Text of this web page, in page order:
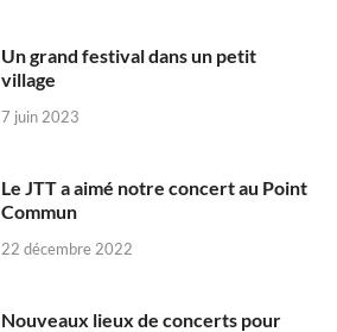
Un grand festival dans un petit
village
7 juin 2023
Le JTT a aimé notre concert au Point
Commun
22 décembre 2022
Nouveaux lieux de concerts pour